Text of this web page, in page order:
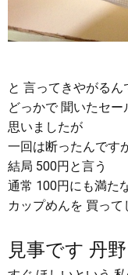
と 言ってきやがるん
どっかで 聞いたセー
思いましたが
一回は断ったんです
結局 500円と言う
通常 100円にも満た
カップめんを 買って
見事です 丹